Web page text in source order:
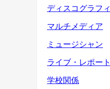
ディスコグラフィ
マルチメディア
ミュージシャン
ライブ・レポート
学校関係